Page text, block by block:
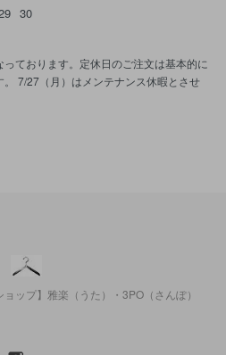
30
ております。定休日のご注文は基本的に
7/27（月）はメンテナンス休暇とさせ
ップ】雅楽（うた）・3PO（さんぽ）